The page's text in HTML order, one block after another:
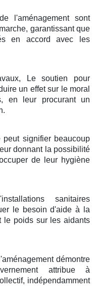
l'aménagement sont
garantissant que
en accord avec les
Le soutien pour
un effet sur le moral
en leur procurant un
peut signifier beaucoup
donnant la possibilité
de leur hygiène
sanitaires
le besoin d'aide à la
le poids sur les aidants
démontre
attribue à
indépendamment